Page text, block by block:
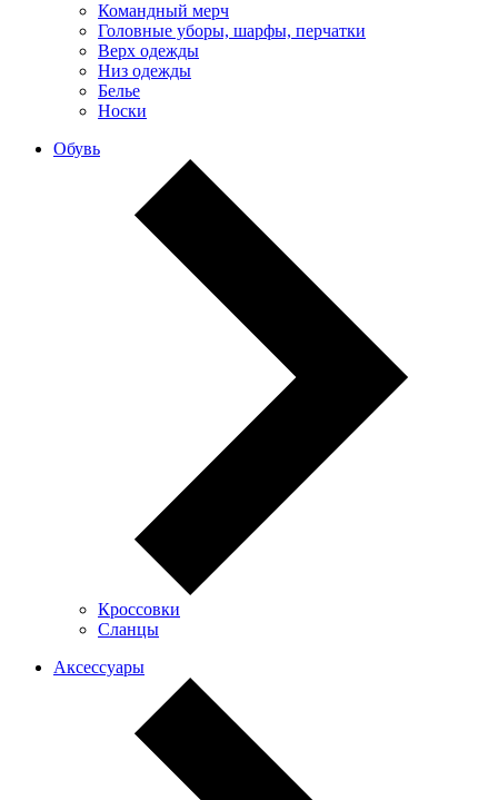
Командный мерч
Головные уборы, шарфы, перчатки
Верх одежды
Низ одежды
Белье
Носки
Обувь
Кроссовки
Сланцы
Аксессуары